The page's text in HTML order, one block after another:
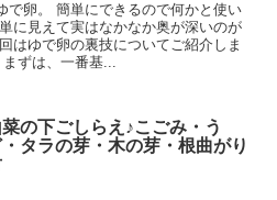
で卵。 簡単にできるので何かと使い
に見えて実はなかなか奥が深いのが
はゆで卵の裏技についてご紹介しま
ずは、一番基...
の下ごしらえ♪こごみ・う
・タラの芽・木の芽・根曲がり